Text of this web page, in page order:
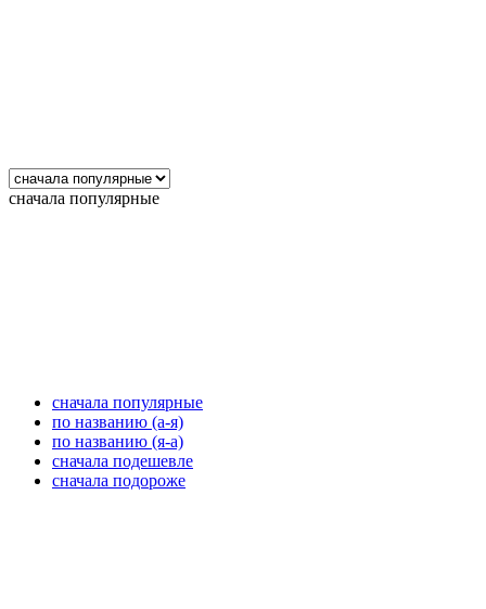
сначала популярные
сначала популярные
по названию (а-я)
по названию (я-а)
сначала подешевле
сначала подороже